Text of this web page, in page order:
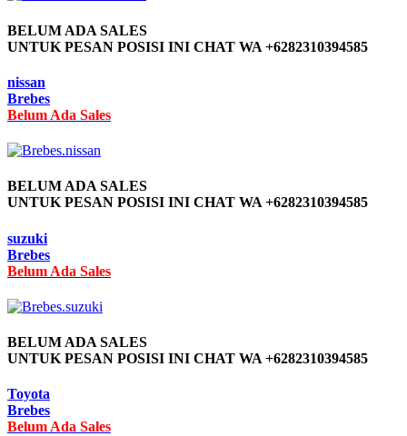
BELUM ADA SALES
UNTUK PESAN POSISI INI CHAT WA +6282310394585
nissan
Brebes
Belum Ada Sales
BELUM ADA SALES
UNTUK PESAN POSISI INI CHAT WA +6282310394585
suzuki
Brebes
Belum Ada Sales
BELUM ADA SALES
UNTUK PESAN POSISI INI CHAT WA +6282310394585
Toyota
Brebes
Belum Ada Sales